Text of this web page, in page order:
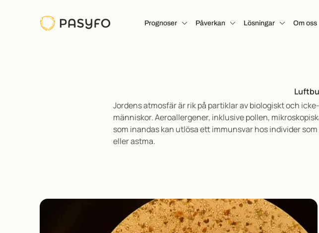
Prognoser Påverkan Lösningar Om oss
Jordens atmosfär är rik på partiklar av biologiskt och
människor.Aeroallergener, inklusive pollen,
som inandaskan utlösa ett immunsvar hos individer
eller astma.